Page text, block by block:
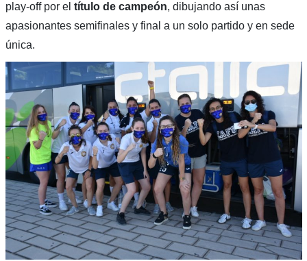
play-off por el título de campeón, dibujando así unas
apasionantes semifinales y final a un solo partido y en sede
única.